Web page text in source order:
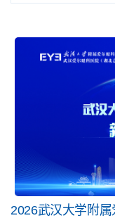
2026武汉大学附